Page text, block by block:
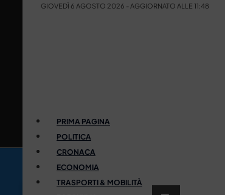
GIOVEDÌ 6 AGOSTO 2026 - AGGIORNATO ALLE 11:48
PRIMA PAGINA
POLITICA
CRONACA
ECONOMIA
TRASPORTI & MOBILITÀ